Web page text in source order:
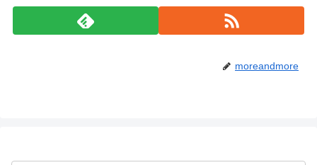
moreandmore